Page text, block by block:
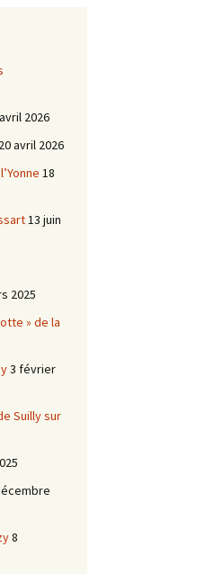
et
2026
20 avril 2026
18
13 juin
2025
» de la
3 février
Suilly sur
8